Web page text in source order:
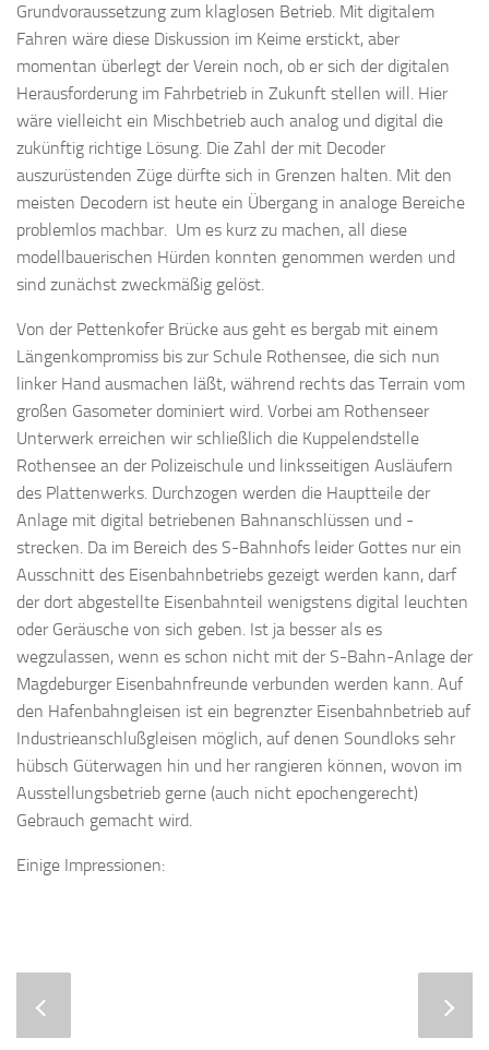
Grundvoraussetzung zum klaglosen Betrieb. Mit digitalem
Fahren wäre diese Diskussion im Keime erstickt, aber
momentan überlegt der Verein noch, ob er sich der digitalen
Herausforderung im Fahrbetrieb in Zukunft stellen will. Hier
wäre vielleicht ein Mischbetrieb auch analog und digital die
zukünftig richtige Lösung. Die Zahl der mit Decoder
auszurüstenden Züge dürfte sich in Grenzen halten. Mit den
meisten Decodern ist heute ein Übergang in analoge Bereiche
problemlos machbar. Um es kurz zu machen, all diese
modellbauerischen Hürden konnten genommen werden und
sind zunächst zweckmäßig gelöst.
Von der Pettenkofer Brücke aus geht es bergab mit einem
Längenkompromiss bis zur Schule Rothensee, die sich nun
linker Hand ausmachen läßt, während rechts das Terrain vom
großen Gasometer dominiert wird. Vorbei am Rothenseer
Unterwerk erreichen wir schließlich die Kuppelendstelle
Rothensee an der Polizeischule und linksseitigen Ausläufern
des Plattenwerks. Durchzogen werden die Hauptteile der
Anlage mit digital betriebenen Bahnanschlüssen und -
strecken. Da im Bereich des S-Bahnhofs leider Gottes nur ein
Ausschnitt des Eisenbahnbetriebs gezeigt werden kann, darf
der dort abgestellte Eisenbahnteil wenigstens digital leuchten
oder Geräusche von sich geben. Ist ja besser als es
wegzulassen, wenn es schon nicht mit der S-Bahn-Anlage der
Magdeburger Eisenbahnfreunde verbunden werden kann. Auf
den Hafenbahngleisen ist ein begrenzter Eisenbahnbetrieb auf
Industrieanschlußgleisen möglich, auf denen Soundloks sehr
hübsch Güterwagen hin und her rangieren können, wovon im
Ausstellungsbetrieb gerne (auch nicht epochengerecht)
Gebrauch gemacht wird.
Einige Impressionen: